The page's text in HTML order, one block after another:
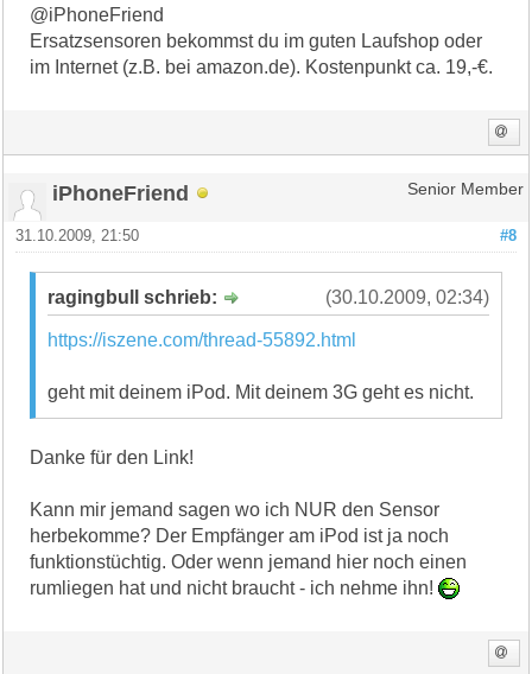
@iPhoneFriend
Ersatzsensoren bekommst du im guten Laufshop oder
im Internet (z.B. bei amazon.de). Kostenpunkt ca. 19,-€.
iPhoneFriend Senior Member
#8
31.10.2009, 21:50
(30.10.2009, 02:34)
ragingbull schrieb:
https://iszene.com/thread-55892.html
geht mit deinem iPod. Mit deinem 3G geht es nicht.
Danke für den Link!
Kann mir jemand sagen wo ich NUR den Sensor
herbekomme? Der Empfänger am iPod ist ja noch
funktionstüchtig. Oder wenn jemand hier noch einen
rumliegen hat und nicht braucht - ich nehme ihn!